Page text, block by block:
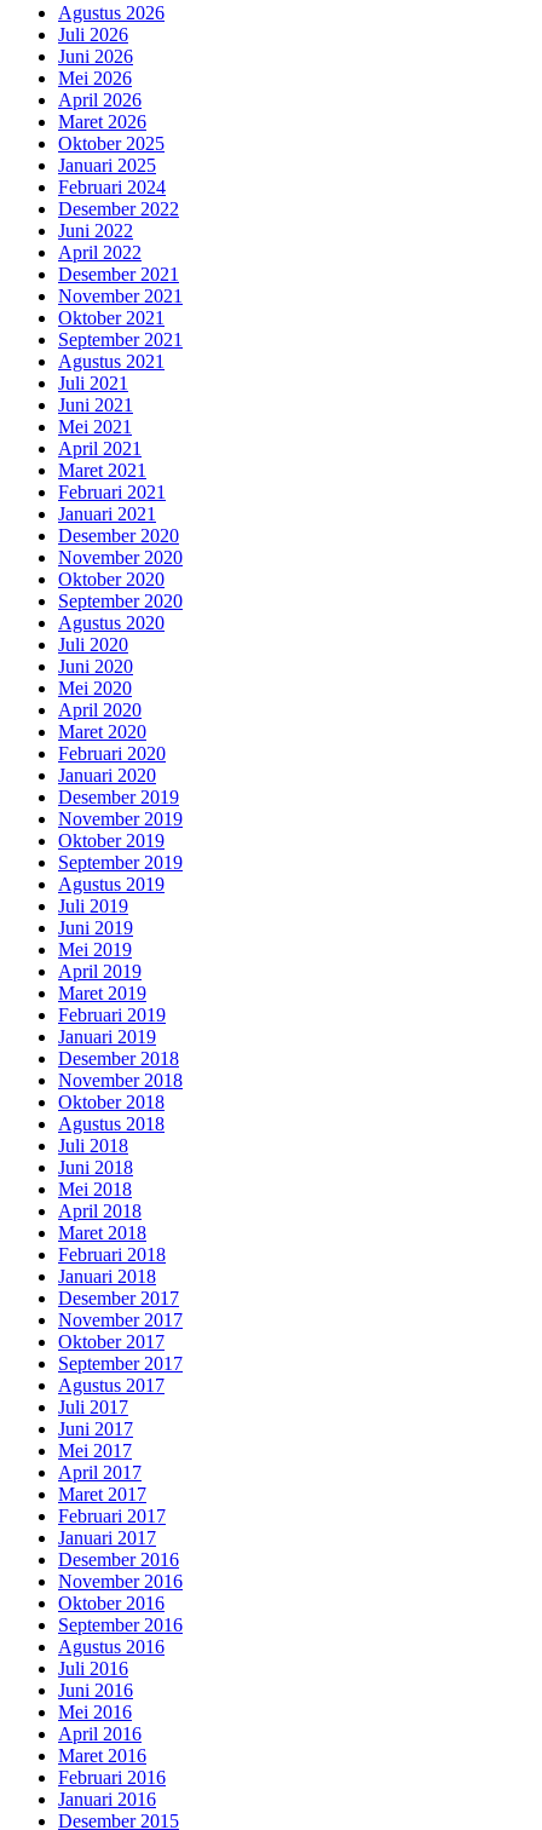
Agustus 2026
Juli 2026
Juni 2026
Mei 2026
April 2026
Maret 2026
Oktober 2025
Januari 2025
Februari 2024
Desember 2022
Juni 2022
April 2022
Desember 2021
November 2021
Oktober 2021
September 2021
Agustus 2021
Juli 2021
Juni 2021
Mei 2021
April 2021
Maret 2021
Februari 2021
Januari 2021
Desember 2020
November 2020
Oktober 2020
September 2020
Agustus 2020
Juli 2020
Juni 2020
Mei 2020
April 2020
Maret 2020
Februari 2020
Januari 2020
Desember 2019
November 2019
Oktober 2019
September 2019
Agustus 2019
Juli 2019
Juni 2019
Mei 2019
April 2019
Maret 2019
Februari 2019
Januari 2019
Desember 2018
November 2018
Oktober 2018
Agustus 2018
Juli 2018
Juni 2018
Mei 2018
April 2018
Maret 2018
Februari 2018
Januari 2018
Desember 2017
November 2017
Oktober 2017
September 2017
Agustus 2017
Juli 2017
Juni 2017
Mei 2017
April 2017
Maret 2017
Februari 2017
Januari 2017
Desember 2016
November 2016
Oktober 2016
September 2016
Agustus 2016
Juli 2016
Juni 2016
Mei 2016
April 2016
Maret 2016
Februari 2016
Januari 2016
Desember 2015